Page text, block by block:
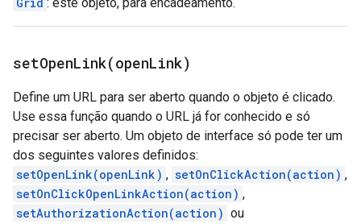
setOpenLink(openLink)
Define um URL para ser aberto quando o objeto é clicado.
Use essa função quando o URL já for conhecido e só
precisar ser aberto. Um objeto de interface só pode ter um
dos seguintes valores definidos:
setOpenLink(openLink) , setOnClickAction(action) ,
setOnClickOpenLinkAction(action) ,
setAuthorizationAction(action) ou